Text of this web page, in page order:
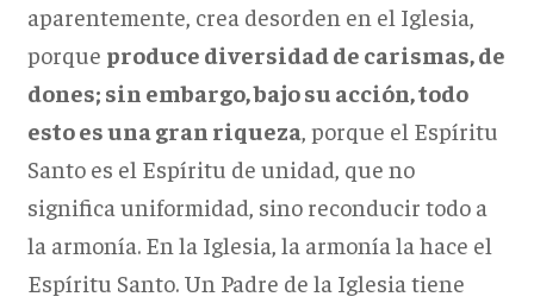
aparentemente, crea desorden en el Iglesia,
porque produce diversidad de carismas, de
dones; sin embargo, bajo su acción, todo
esto es una gran riqueza , porque el Espíritu
Santo es el Espíritu de unidad, que no
significa uniformidad, sino reconducir todo a
la armonía. En la Iglesia, la armonía la hace el
Espíritu Santo. Un Padre de la Iglesia tiene